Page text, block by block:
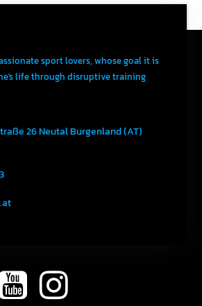
sport lovers, whose goal it is
life through disruptive training
26NeutalBurgenland (AT)